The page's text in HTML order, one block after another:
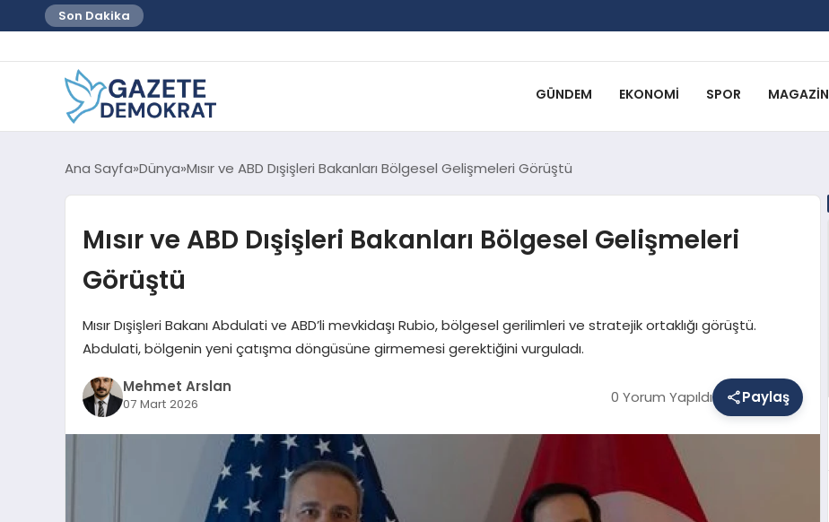
Son Dakika
GÜNDEM EKONOMI SPOR MAGAZIN
Ana Sayfa Dünya Mısır ve ABD Dışişleri Bakanları Bölgesel Gelişmeleri Görüştü
Mısır ve ABD Dışişleri Bakanları Bölgesel Gelişmeleri
Görüştü
Mısır Dışişleri Bakanı Abdulati ve ABD’li mevkidaşı Rubio, bölgesel gerilimleri ve stratejik ortaklığı görüştü.
Abdulati, bölgenin yeni çatışma döngüsüne girmemesi gerektiğini vurguladı.
Mehmet Arslan
07 Mart 2026 0 Yorum Yapıldı Paylaş